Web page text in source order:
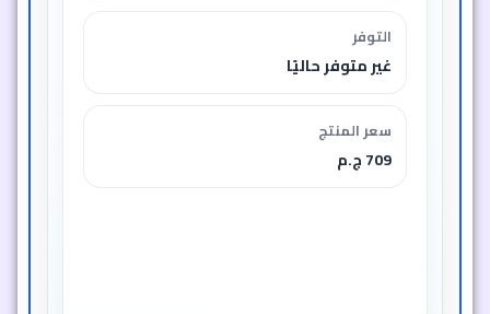
التوفر
غير متوفر حاليًا
سعر المنتج
709 ج.م